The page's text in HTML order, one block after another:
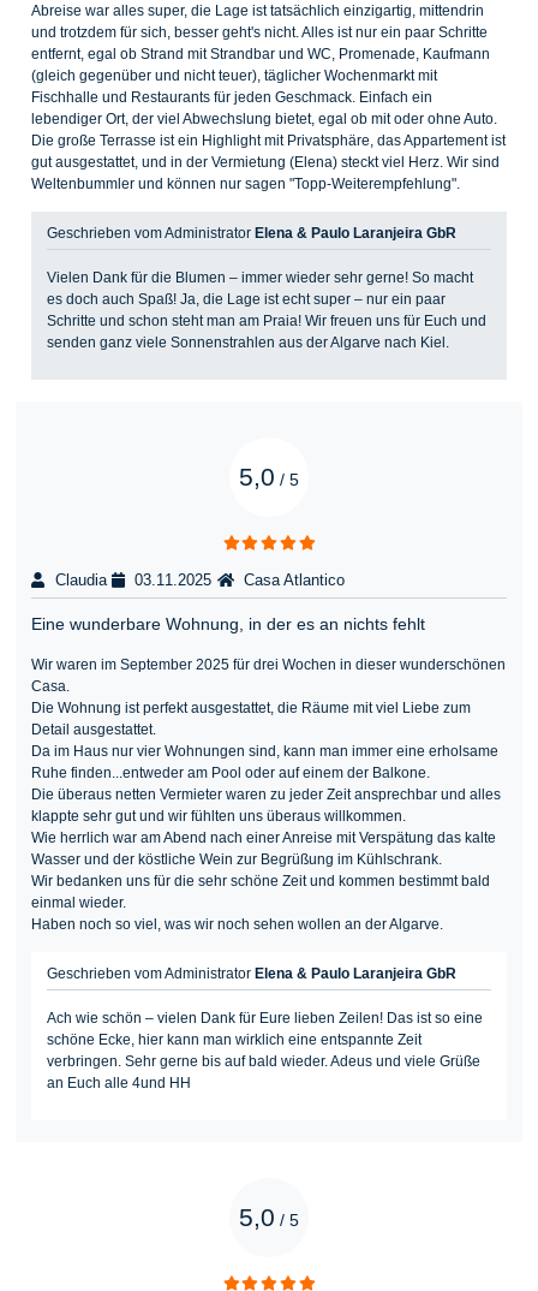
Abreise war alles super, die Lage ist tatsächlich einzigartig, mittendrin
und trotzdem für sich, besser geht's nicht. Alles ist nur ein paar Schritte
entfernt, egal ob Strand mit Strandbar und WC, Promenade, Kaufmann
(gleich gegenüber und nicht teuer), täglicher Wochenmarkt mit
Fischhalle und Restaurants für jeden Geschmack. Einfach ein
lebendiger Ort, der viel Abwechslung bietet, egal ob mit oder ohne Auto.
Die große Terrasse ist ein Highlight mit Privatsphäre, das Appartement ist
gut ausgestattet, und in der Vermietung (Elena) steckt viel Herz. Wir sind
Weltenbummler und können nur sagen "Topp-Weiterempfehlung".
Geschrieben vom Administrator Elena & Paulo Laranjeira GbR
Vielen Dank für die Blumen – immer wieder sehr gerne! So macht
es doch auch Spaß! Ja, die Lage ist echt super – nur ein paar
Schritte und schon steht man am Praia! Wir freuen uns für Euch und
senden ganz viele Sonnenstrahlen aus der Algarve nach Kiel.
5,0 / 5
Claudia 03.11.2025 Casa Atlantico
Eine wunderbare Wohnung, in der es an nichts fehlt
Wir waren im September 2025 für drei Wochen in dieser wunderschönen
Casa.
Die Wohnung ist perfekt ausgestattet, die Räume mit viel Liebe zum
Detail ausgestattet.
Da im Haus nur vier Wohnungen sind, kann man immer eine erholsame
Ruhe finden...entweder am Pool oder auf einem der Balkone.
Die überaus netten Vermieter waren zu jeder Zeit ansprechbar und alles
klappte sehr gut und wir fühlten uns überaus willkommen.
Wie herrlich war am Abend nach einer Anreise mit Verspätung das kalte
Wasser und der köstliche Wein zur Begrüßung im Kühlschrank.
Wir bedanken uns für die sehr schöne Zeit und kommen bestimmt bald
einmal wieder.
Haben noch so viel, was wir noch sehen wollen an der Algarve.
Geschrieben vom Administrator Elena & Paulo Laranjeira GbR
Ach wie schön – vielen Dank für Eure lieben Zeilen! Das ist so eine
schöne Ecke, hier kann man wirklich eine entspannte Zeit
verbringen. Sehr gerne bis auf bald wieder. Adeus und viele Grüße
an Euch alle 4und HH
5,0 / 5